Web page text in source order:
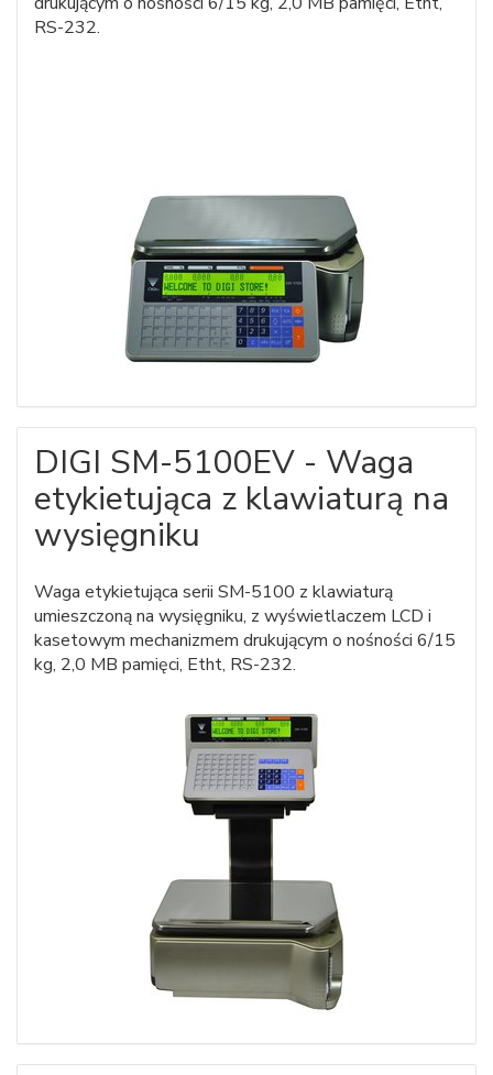
RS-232.
DIGI SM-5100EV - Waga
etykietująca z klawiaturą na
wysięgniku
Waga etykietująca serii SM-5100 z klawiaturą
umieszczoną na wysięgniku, z wyświetlaczem LCD i
kasetowym mechanizmem drukującym o nośności 6/15
kg, 2,0 MB pamięci, Etht, RS-232.